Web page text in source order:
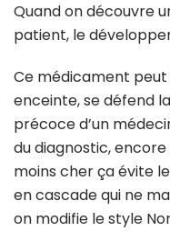
Quand on découvre
patient, le
Ce médicament
enceinte, se défend
précoce d’un
du diagnostic,
moins cher ça évite
en cascade qui ne
on modifie le style